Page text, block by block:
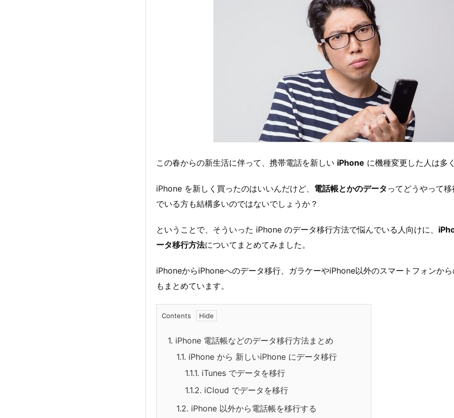
この春からの新生活に伴って、携帯電話を新しい iPhone に機種変更した人は多
iPhone を新しく買ったのはいいんだけど、 電話帳とかのデータ ってどうやって
でいる方も結構多いのではないでしょうか？
ということで、そういった iPhone のデータ移行方法で悩んでいる人向けに、
ータ移行方法についてまとめてみました。
iPhoneからiPhoneへのデータ移行、ガラケーやiPhone以外のスマートフォンか
もまとめています。
Contents
1. iPhone 電話帳などのデータ移行方法まとめ
1.1. iPhone から 新しいiPhone にデータ移行
1.1.1. iTunes でデータを移行
1.1.2. iCloud でデータを移行
1.2. iPhone 以外から電話帳を移行する